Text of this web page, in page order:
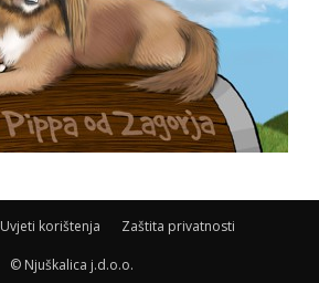
Uvjeti korištenja Zaštita privatnosti
© Njuškalica j.d.o.o.